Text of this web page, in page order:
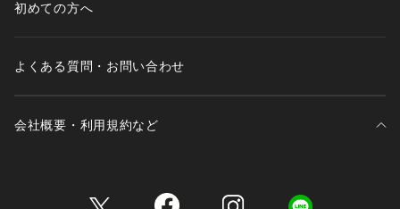
初めての方へ
よくある質問・お問い合わせ
会社概要・利用規約など